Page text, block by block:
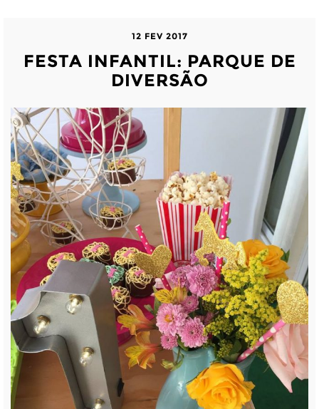
12 FEV 2017
FESTA INFANTIL: PARQUE DE
DIVERSÃO